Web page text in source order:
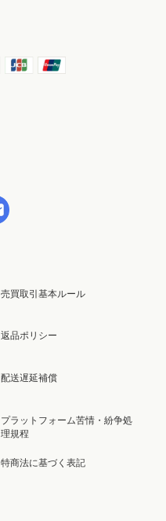
売買取引基本ルール
返品ポリシー
配送遅延補償
プラットフォーム苦情・紛争処
理規程
特商法に基づく表記